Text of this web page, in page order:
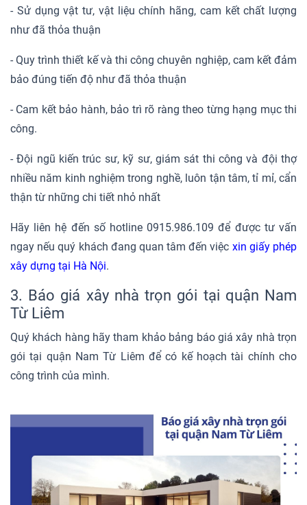
- Sử dụng vật tư, vật liệu chính hãng, cam kết chất lượng
như đã thỏa thuận
- Quy trình thiết kế và thi công chuyên nghiệp, cam kết đảm
bảo đúng tiến độ như đã thỏa thuận
- Cam kết bảo hành, bảo trì rõ ràng theo từng hạng mục thi
công.
- Đội ngũ kiến trúc sư, kỹ sư, giám sát thi công và đội thợ
nhiều năm kinh nghiệm trong nghề, luôn tận tâm, tỉ mỉ, cẩn
thận từ những chi tiết nhỏ nhất
Hãy liên hệ đến số hotline 0915.986.109 để được tư vấn
ngay nếu quý khách đang quan tâm đến việc xin giấy phép
xây dựng tại Hà Nội.
3. Báo giá xây nhà trọn gói tại quận Nam
Từ Liêm
Quý khách hàng hãy tham khảo bảng báo giá xây nhà trọn
gói tại quận Nam Từ Liêm để có kế hoạch tài chính cho
công trình của mình.